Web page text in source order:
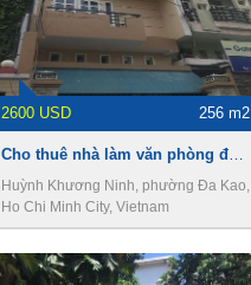
2600 USD 256 m2
Huỳnh Khương Ninh, phường Đa Kao,
Ho Chi Minh City, Vietnam